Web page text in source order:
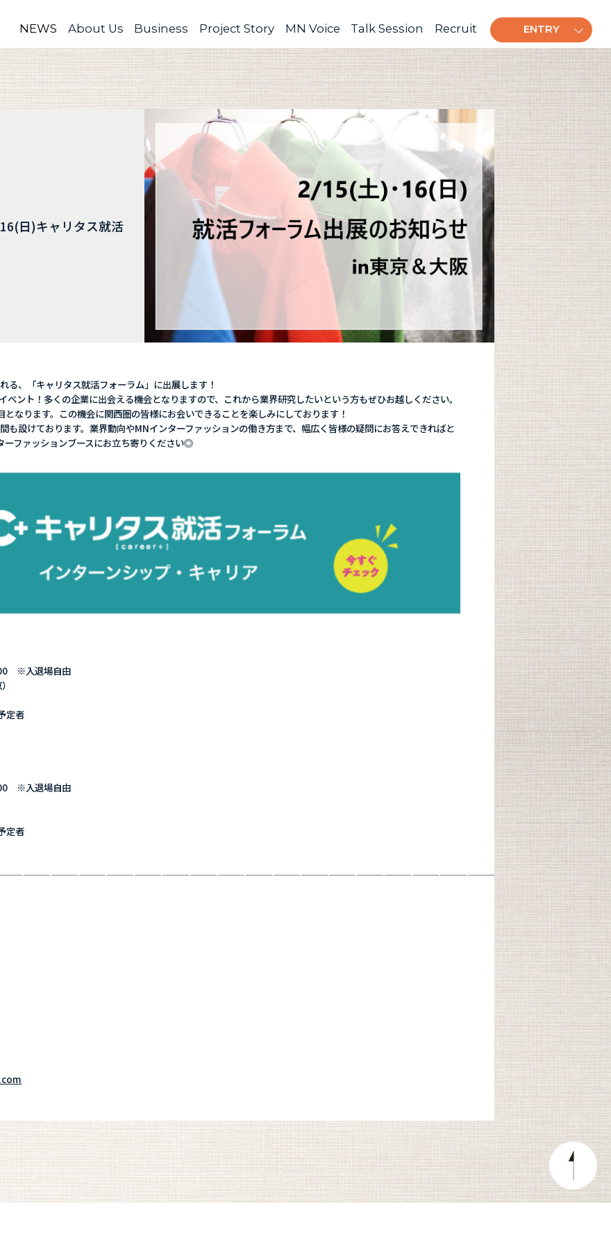
NEWS About Us Business Project Story MN Voice Talk Session Recruit ENTRY
日)キャリタス就活
、「キャリタス就活フォーラム」に出展します！
ント！多くの企業に出会える機会となりますので、これから業界研究したいという方もぜひお越しください。
なります。この機会に関西圏の皆様にお会いできることを楽しみにしております！
も設けております。業界動向やMNインターファッションの働き方まで、幅広く皆様の疑問にお答えできればと
ーファッションブースにお立ち寄りください◎
※入退場自由
定者
※入退場自由
定者